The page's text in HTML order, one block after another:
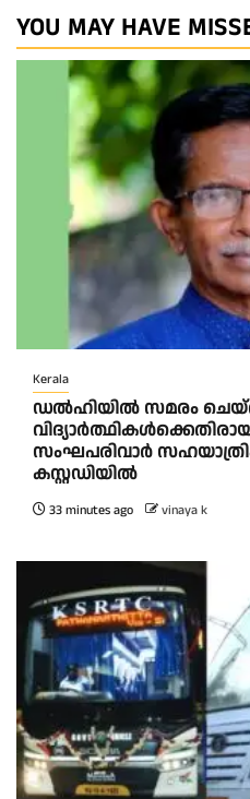
YOU MAY HAVE
Kerala
ഡൽഹിയിൽ സമരം
സംഘപരിവാർ
കസ്റ്റഡിയിൽ
33 minutes ago vinaya k